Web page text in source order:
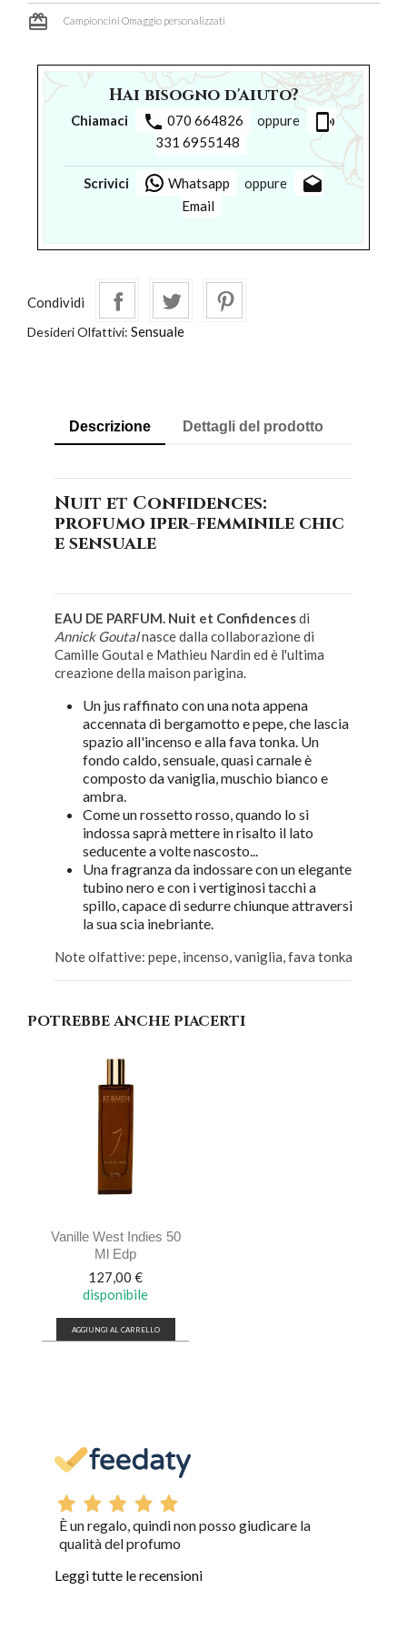
card_giftcard Campioncini Omaggio personalizzati
Hai bisogno d'aiuto?
Chiamaci phone 070 664826 oppure phonelink_ring
331 6955148
Scrivici Whatsapp oppure drafts
Email
Condividi
Desideri Olfattivi: Sensuale
Descrizione Dettagli del prodotto
Nuit et Confidences:
profumo iper-femminile chic
e sensuale
EAU DE PARFUM. Nuit et Confidencesdi
Annick Goutalnasce dalla collaborazione di
Camille Goutal e Mathieu Nardin ed è l'ultima
creazione della maison parigina.
Un jus raffinato con una nota appena
accennata di bergamotto e pepe, che lascia
spazio all'incenso e alla fava tonka. Un
fondo caldo, sensuale, quasi carnale è
composto da vaniglia, muschio bianco e
ambra.
Come un rossetto rosso, quando lo si
indossa saprà mettere in risalto il lato
seducente a volte nascosto...
Una fragranza da indossare con un elegante
tubino nero e con i vertiginosi tacchi a
spillo, capace di sedurre chiunque attraversi
la sua scia inebriante.
Note olfattive: pepe, incenso, vaniglia, fava tonka
POTREBBE ANCHE PIACERTI
Vanille West Indies 50
Ml Edp
Prezzo
127,00 €
disponibile
AGGIUNGI AL CARRELLO
È un regalo, quindi non posso giudicare la
qualità del profumo
Leggi tutte le recensioni